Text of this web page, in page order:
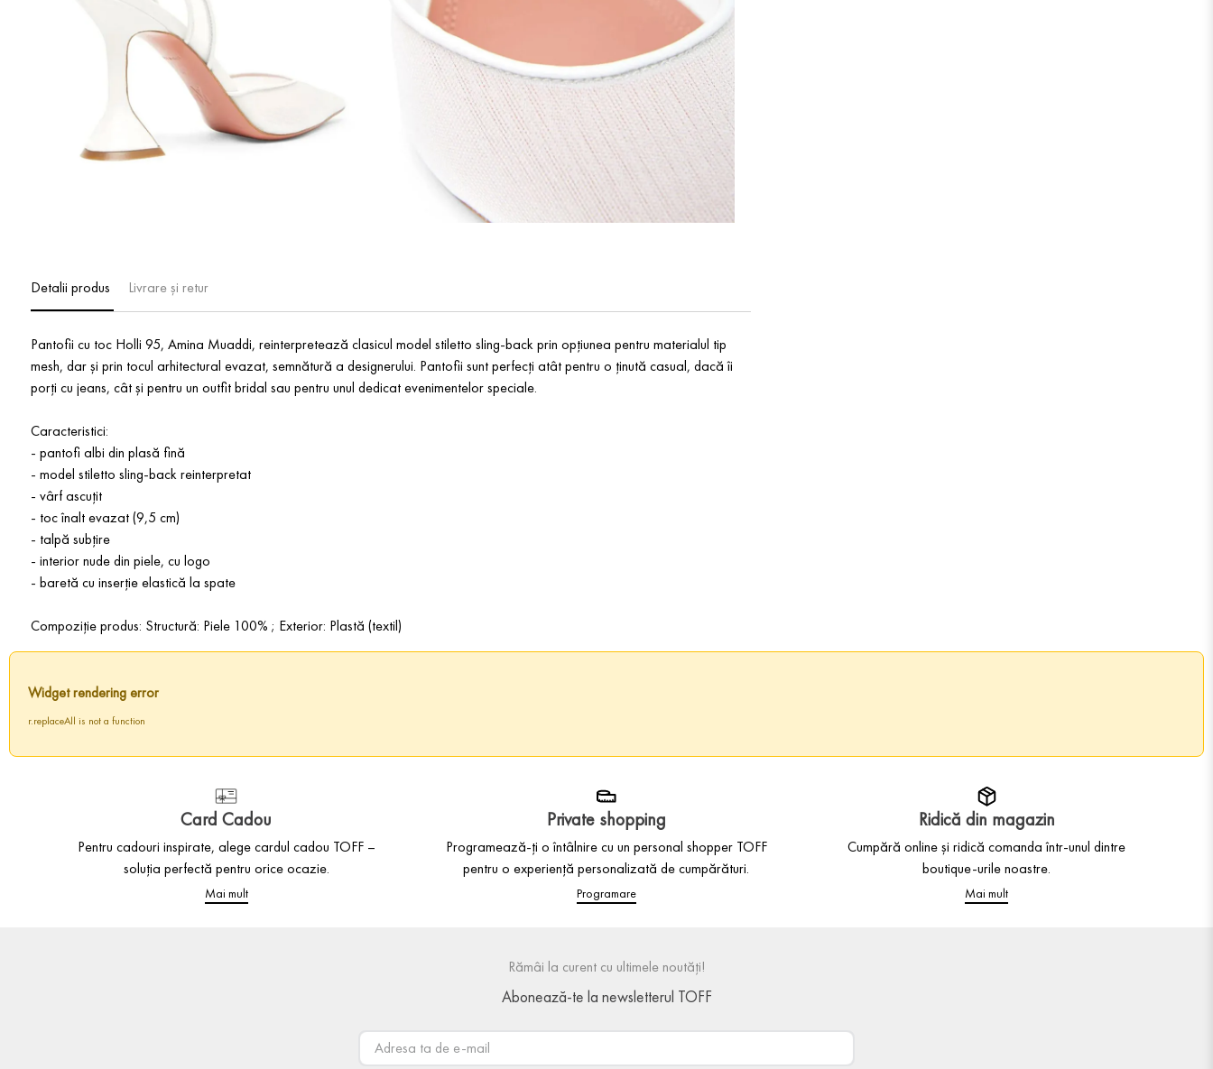
Detalii produs Livrare și retur
Pantofii cu toc Holli 95, Amina Muaddi, reinterpretează clasicul model stiletto sling-back prin opțiunea pentru materialul tip
mesh, dar și prin tocul arhitectural evazat, semnătură a designerului. Pantofii sunt perfecți atât pentru o ținută casual, dacă îi
porți cu jeans, cât și pentru un outfit bridal sau pentru unul dedicat evenimentelor speciale.
Caracteristici:
- pantofi albi din plasă fină
- model stiletto sling-back reinterpretat
- vârf ascuțit
- toc înalt evazat (9,5 cm)
- talpă subțire
- interior nude din piele, cu logo
- baretă cu inserție elastică la spate
Compoziție produs: Structură: Piele 100% ; Exterior: Plastă (textil)
Widget rendering error
r.replaceAll is not a function
Card Cadou
Pentru cadouri inspirate, alege cardul cadou TOFF –
soluția perfectă pentru orice ocazie.
Mai mult
Private shopping
Programează-ți o întâlnire cu un personal shopper TOFF
pentru o experiență personalizată de cumpărături.
Programare
Ridică din magazin
Cumpără online și ridică comanda într-unul dintre
boutique-urile noastre.
Mai mult
Rămâi la curent cu ultimele noutăți!
Abonează-te la newsletterul TOFF